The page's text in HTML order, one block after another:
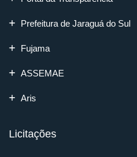
Prefeitura de Jaraguá do Sul
Fujama
ASSEMAE
Aris
Licitações